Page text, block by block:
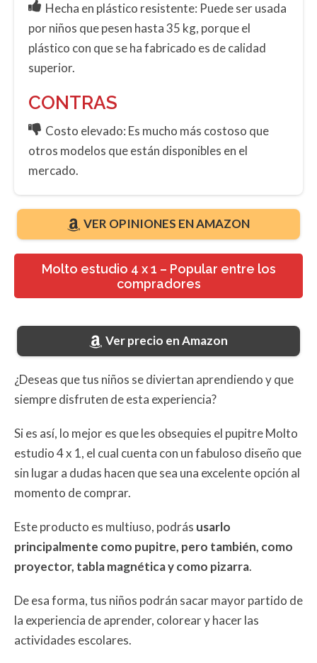
Hecha en plástico resistente: Puede ser usada
por niños que pesen hasta 35 kg, porque el
plástico con que se ha fabricado es de calidad
superior.
CONTRAS
Costo elevado: Es mucho más costoso que
otros modelos que están disponibles en el
mercado.
VER OPINIONES EN AMAZON
Molto estudio 4 x 1 – Popular entre los
compradores
Ver precio en Amazon
¿Deseas que tus niños se diviertan aprendiendo y que
siempre disfruten de esta experiencia?
Si es así, lo mejor es que les obsequies el pupitre Molto
estudio 4 x 1, el cual cuenta con un fabuloso diseño que
sin lugar a dudas hacen que sea una excelente opción al
momento de comprar.
Este producto es multiuso, podrás usarlo
principalmente como pupitre, pero también, como
proyector, tabla magnética y como pizarra.
De esa forma, tus niños podrán sacar mayor partido de
la experiencia de aprender, colorear y hacer las
actividades escolares.